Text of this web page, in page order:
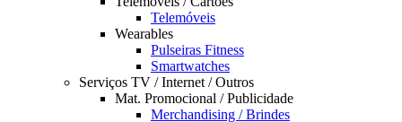
Telemóveis
Wearables
Pulseiras Fitness
Smartwatches
Serviços TV / Internet / Outros
Mat. Promocional / Publicidade
Merchandising / Brindes